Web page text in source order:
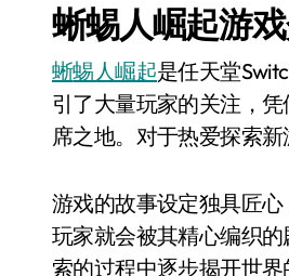
蜥蜴人崛起游
蜥蜴人崛起是任天堂
引了大量玩家的关注，
席之地。对于热爱探索
游戏的故事设定独具匠
玩家就会被其精心编织
索的过程中逐步揭开世